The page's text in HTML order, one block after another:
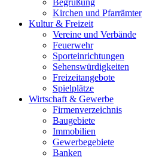
Begrüßung
Kirchen und Pfarrämter
Kultur & Freizeit
Vereine und Verbände
Feuerwehr
Sporteinrichtungen
Sehenswürdigkeiten
Freizeitangebote
Spielplätze
Wirtschaft & Gewerbe
Firmenverzeichnis
Baugebiete
Immobilien
Gewerbegebiete
Banken